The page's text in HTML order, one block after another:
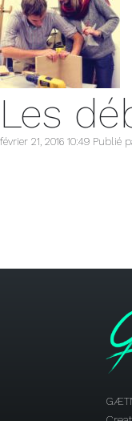
Les
février 21, 2016 10:49 Publié